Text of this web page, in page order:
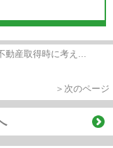
動産取得時に考え...
＞次のページ